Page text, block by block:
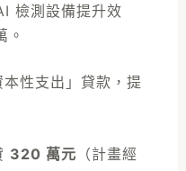
檢測設備提升效
。
本性支出」貸款，提
320 萬元 （計畫經